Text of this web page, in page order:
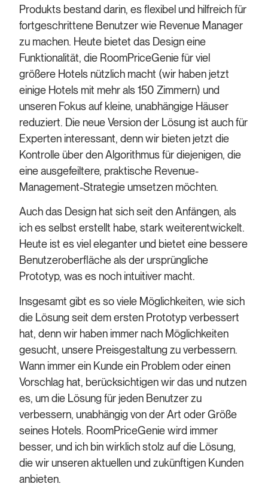
Produkts bestand darin, es flexibel und hilfreich für
fortgeschrittene Benutzer wie Revenue Manager
zu machen. Heute bietet das Design eine
Funktionalität, die RoomPriceGenie für viel
größere Hotels nützlich macht (wir haben jetzt
einige Hotels mit mehr als 150 Zimmern) und
unseren Fokus auf kleine, unabhängige Häuser
reduziert. Die neue Version der Lösung ist auch für
Experten interessant, denn wir bieten jetzt die
Kontrolle über den Algorithmus für diejenigen, die
eine ausgefeiltere, praktische Revenue-
Management-Strategie umsetzen möchten.
Auch das Design hat sich seit den Anfängen, als
ich es selbst erstellt habe, stark weiterentwickelt.
Heute ist es viel eleganter und bietet eine bessere
Benutzeroberfläche als der ursprüngliche
Prototyp, was es noch intuitiver macht.
Insgesamt gibt es so viele Möglichkeiten, wie sich
die Lösung seit dem ersten Prototyp verbessert
hat, denn wir haben immer nach Möglichkeiten
gesucht, unsere Preisgestaltung zu verbessern.
Wann immer ein Kunde ein Problem oder einen
Vorschlag hat, berücksichtigen wir das und nutzen
es, um die Lösung für jeden Benutzer zu
verbessern, unabhängig von der Art oder Größe
seines Hotels. RoomPriceGenie wird immer
besser, und ich bin wirklich stolz auf die Lösung,
die wir unseren aktuellen und zukünftigen Kunden
anbieten.